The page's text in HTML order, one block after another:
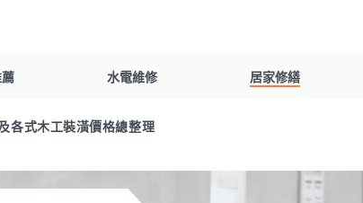
水電維修 居家修繕
各式木工裝潢價格總整理